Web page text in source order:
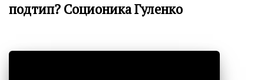
подтип? Cоционика Гуленко